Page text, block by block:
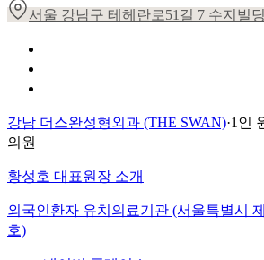
서울 강남구 테헤란로51길 7 수지빌
강남 더스완성형외과 (THE SWAN)·1인
의원
황성호 대표원장 소개
외국인환자 유치의료기관 (서울특별시 제
호)